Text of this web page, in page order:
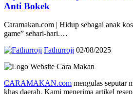
Anti Bokek
Caramakan.com | Hidup sebagai anak
game” sehari-hari.…
Fathurroji 02/08/2025
CARAMAKAN.com mengulas seputar
khas daerah. Kami menerima artikel